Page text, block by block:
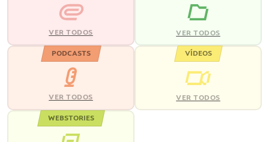
VER TODOS VER TODOS
PODCASTS
VER TODOS
VÍDEOS
VER TODOS
WEBSTORIES